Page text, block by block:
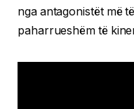
nga antagonistët më
paharrueshëm të